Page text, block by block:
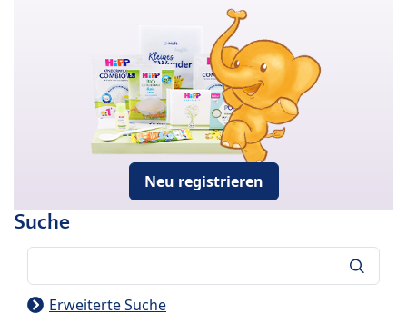
Neu registrieren
Suche
Erweiterte Suche